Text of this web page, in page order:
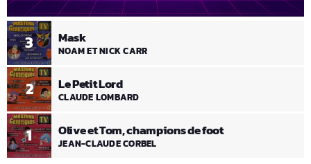
1 Olive et Tom, champions de foot
JEAN-CLAUDE CORBEL
2 Le Petit Lord
CLAUDE LOMBARD
3 Mask
NOAM ET NICK CARR